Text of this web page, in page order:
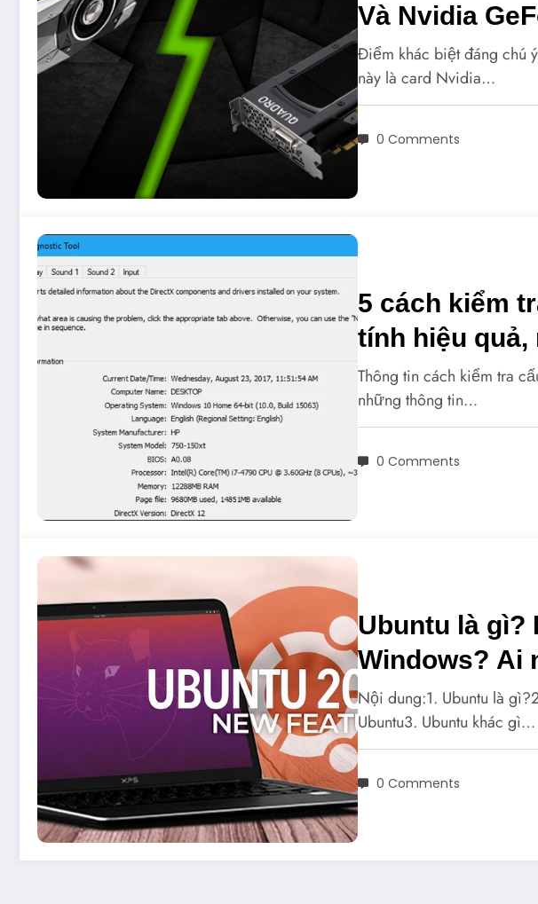
Và Nvidia
Điểm khác biệt đáng chú
này là card Nvidia…
0 Comments
5 cách kiểm
tính hiệu quả,
Thông tin cách kiểm tra
những thông tin…
0 Comments
Ubuntu là gì?
Windows? Ai
Nội dung:1. Ubuntu là
Ubuntu3. Ubuntu khác gì…
0 Comments